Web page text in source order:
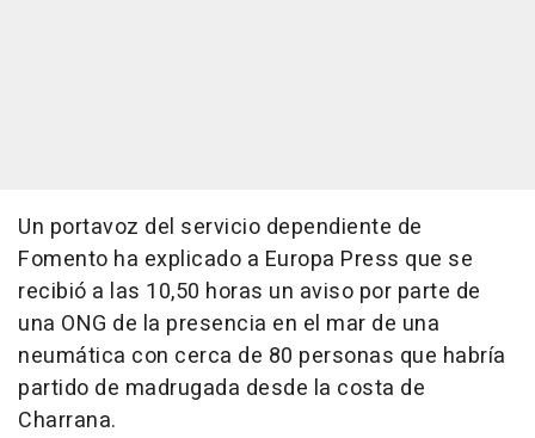
Un portavoz del servicio dependiente de
Fomento ha explicado a Europa Press que se
recibió a las 10,50 horas un aviso por parte de
una ONG de la presencia en el mar de una
neumática con cerca de 80 personas que habría
partido de madrugada desde la costa de
Charrana.